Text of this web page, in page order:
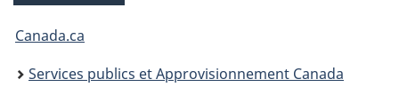
Vous
êtes
Canada.ca
Services publics et Approvisionnement Canada